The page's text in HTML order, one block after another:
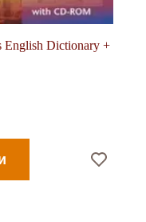
English Dictionary +